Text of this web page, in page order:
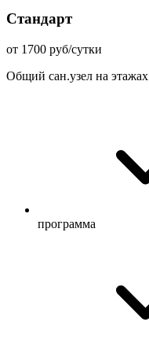
Стандарт
от 1700 руб/сутки
Общий сан.узел на этажах
программа